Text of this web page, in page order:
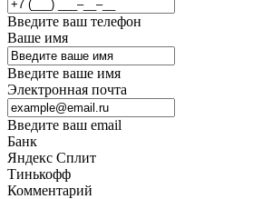
Введите ваш телефон
Ваше имя
Введите ваше имя
Электронная почта
Введите ваш email
Банк
Яндекс Сплит
Тинькофф
Комментарий